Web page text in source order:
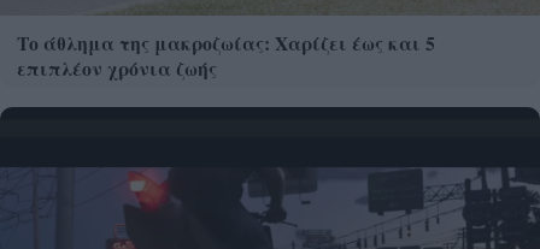
Το άθλημα της μακροζωίας: Χαρίζει έως και 5
επιπλέον χρόνια ζωής